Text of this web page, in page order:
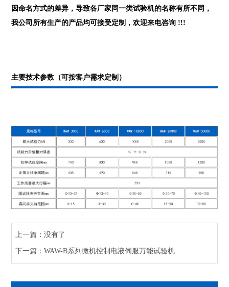
因命名方式的差异，导致各厂家同一类试验机的名称有所不同，
我公司所有生产的产品均可接受定制，欢迎来电咨询 !!!
主要技术参数（可按客户需求定制）
上一篇：没有了
下一篇：WAW-B系列微机控制电液伺服万能试验机